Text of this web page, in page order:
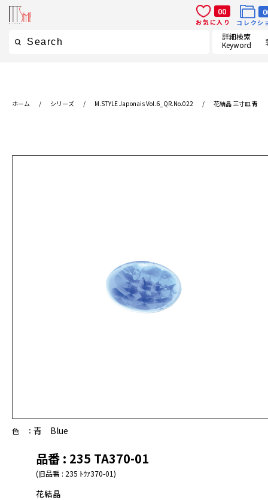
詳細検索
Keyword
00
お気に入り
コレクシ
ホーム / シリーズ / M.STYLE Japonais Vol.6_QR.No.022 / 花結晶 三寸皿 青
色 ： 青 Blue
品番 : 235 TA370-01
(旧品番 : 235 ﾄｳｱ370-01)
花結晶